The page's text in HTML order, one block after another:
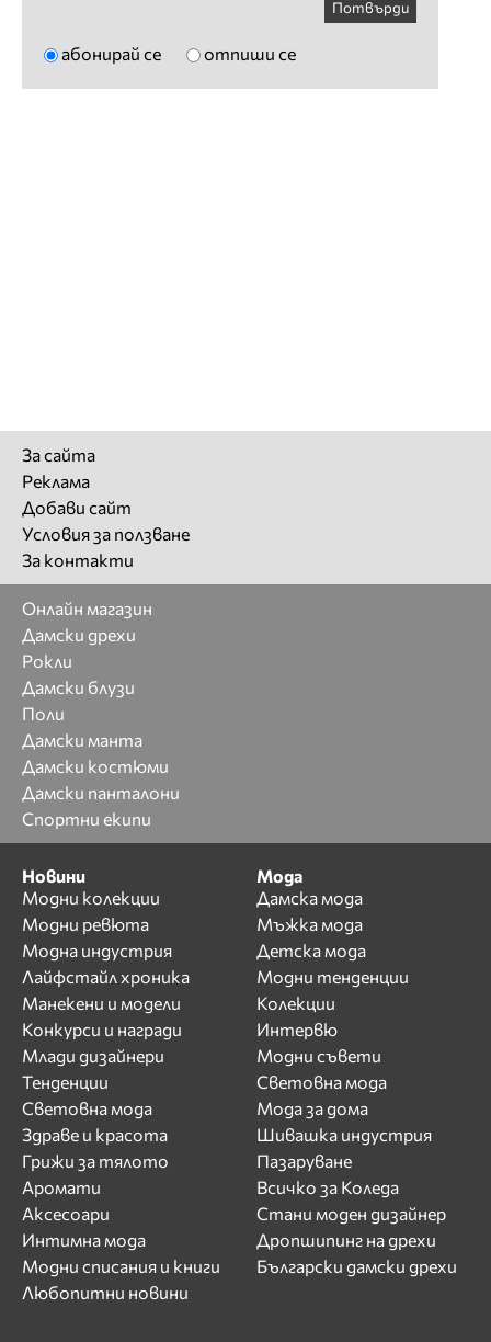
Потвърди
абонирай се отпиши се
За сайта
Реклама
Добави сайт
Условия за ползване
За контакти
Онлайн магазин
Дамски дрехи
Рокли
Дамски блузи
Поли
Дамски манта
Дамски костюми
Дамски панталони
Спортни екипи
Новини
Модни колекции
Модни ревюта
Модна индустрия
Лайфстайл хроника
Манекени и модели
Конкурси и награди
Млади дизайнери
Тенденции
Световна мода
Здраве и красота
Грижи за тялото
Аромати
Аксесоари
Интимна мода
Модни списания и книги
Любопитни новини
Мода
Дамска мода
Мъжка мода
Детска мода
Модни тенденции
Колекции
Интервю
Модни съвети
Световна мода
Мода за дома
Шивашка индустрия
Пазаруване
Всичко за Коледа
Стани моден дизайнер
Дропшипинг на дрехи
Български дамски дрехи